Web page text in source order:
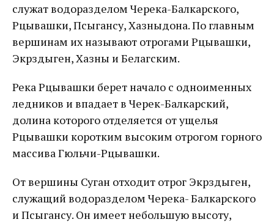
служат водоразделом Черека-Балкарского,
Рцывашки, Псыгансу, Хазныдона. По главным
вершинам их называют отрогами Рцывашки,
Экрздыген, Хазны и Белагским.
Река Рцывашки берет начало с одноименных
ледников и впадает в Черек-Балкарский,
долина которого отделяется от ущелья
Рцывашки коротким высоким отрогом горного
массива Гюльчи-Рцывашки.
От вершины Суган отходит отрог Экрздыген,
служащий водоразделом Черека- Балкарского
и Псыгансу. Он имеет небольшую высоту,